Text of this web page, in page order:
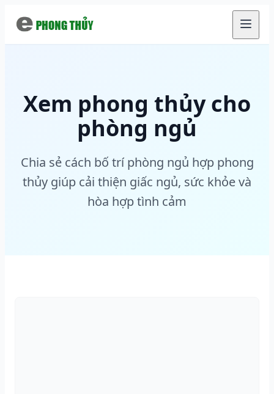
Xem phong thủy cho
phòng ngủ
Chia sẻ cách bố trí phòng ngủ hợp phong
thủy giúp cải thiện giấc ngủ, sức khỏe và
hòa hợp tình cảm